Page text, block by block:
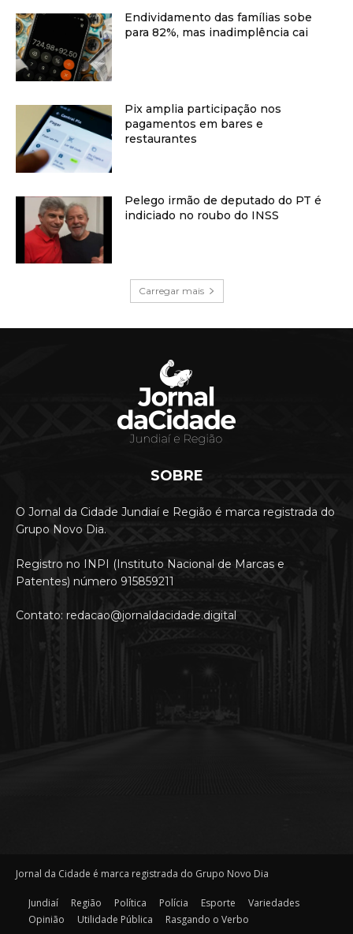
Endividamento das famílias sobe
para 82%, mas inadimplência cai
Pix amplia participação nos
pagamentos em bares e
restaurantes
Pelego irmão de deputado do PT é
indiciado no roubo do INSS
Carregar mais
SOBRE
O Jornal da Cidade Jundiaí e Região é marca registrada do
Grupo Novo Dia.
Registro no INPI (Instituto Nacional de Marcas e
Patentes) número 915859211
Contato: redacao@jornaldacidade.digital
Jornal da Cidade é marca registrada do Grupo Novo Dia
Jundiaí Região Política Polícia Esporte
Variedades
Opinião
Utilidade Pública Rasgando o Verbo